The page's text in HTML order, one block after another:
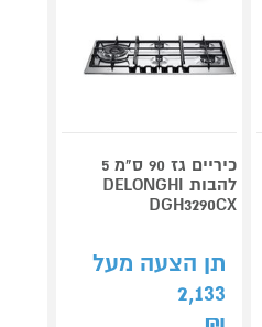
כיריים גז 90 ס"מ 5
להבות DELONGHI
DGH3290CX
תן הצעה מעל
2,133